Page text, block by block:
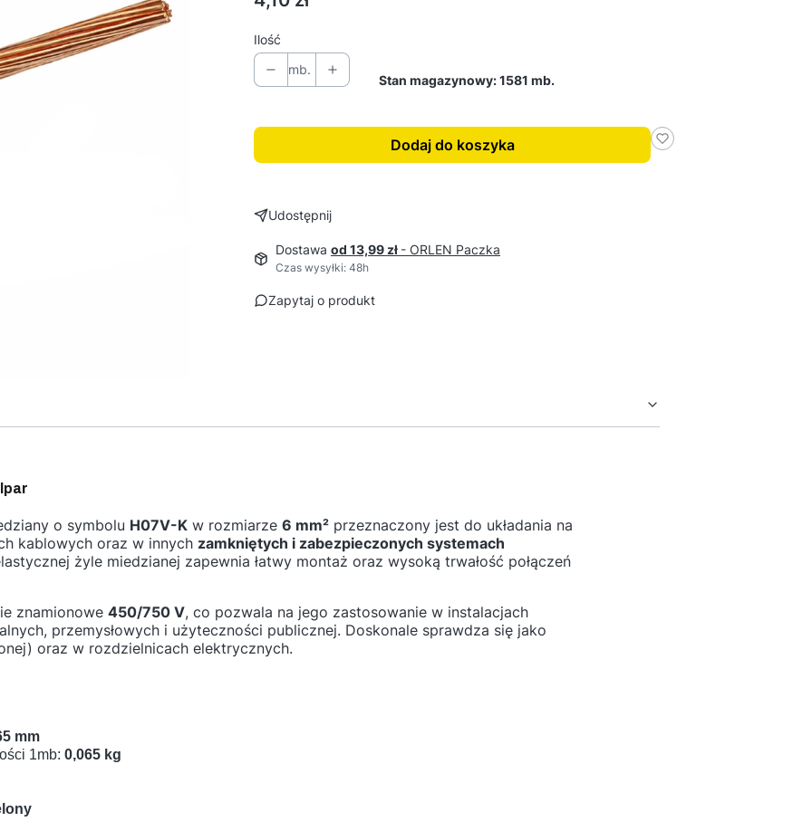
Ilość
mb.
Stan magazynowy: 1581 mb.
Dodaj do koszyka
Udostępnij
Dostawa od 13,99 zł - ORLEN Paczka
Czas wysyłki: 48h
Zapytaj o produkt
o symbolu H07V-K w rozmiarze 6 mm² przeznaczony jest do układania na
kablowych oraz w innych zamkniętych i zabezpieczonych systemach
żyle miedzianej zapewnia łatwy montaż oraz wysoką trwałość połączeń
znamionowe 450/750 V, co pozwala na jego zastosowanie w instalacjach
przemysłowych i użyteczności publicznej. Doskonale sprawdza się jako
oraz w rozdzielnicach elektrycznych.
mm
1mb: 0,065 kg